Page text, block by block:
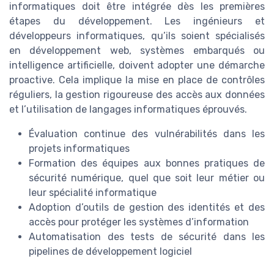
informatiques doit être intégrée dès les premières
étapes du développement. Les ingénieurs et
développeurs informatiques, qu’ils soient spécialisés
en développement web, systèmes embarqués ou
intelligence artificielle, doivent adopter une démarche
proactive. Cela implique la mise en place de contrôles
réguliers, la gestion rigoureuse des accès aux données
et l’utilisation de langages informatiques éprouvés.
Évaluation continue des vulnérabilités dans les
projets informatiques
Formation des équipes aux bonnes pratiques de
sécurité numérique, quel que soit leur métier ou
leur spécialité informatique
Adoption d’outils de gestion des identités et des
accès pour protéger les systèmes d’information
Automatisation des tests de sécurité dans les
pipelines de développement logiciel